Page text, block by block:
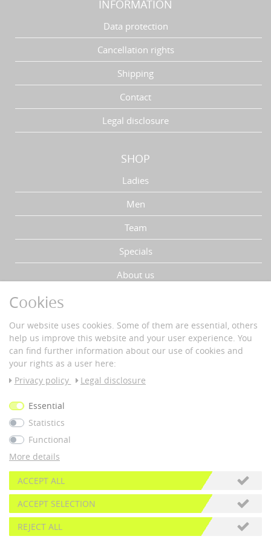
INFORMATION
Data protection
Cancellation rights
Shipping
Contact
Legal disclosure
SHOP
Ladies
Men
Team
Specials
About us
Fast delivery
Buyer protection
Data protection
Secure payment with SSL-encryption
Cookies
Our website uses cookies. Some of them are essential, others
help us improve this website and your user experience. You
can find further information about our use of cookies and
your rights as a user here:
Privacy policy
Legal disclosure
Essential
Statistics
Functional
More details
ACCEPT ALL
ACCEPT SELECTION
REJECT ALL